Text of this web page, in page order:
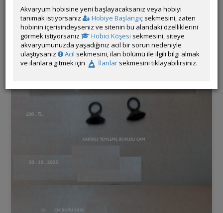
Akvaryum hobisine yeni başlayacaksanız veya hobiyi
tanımak istiyorsanız
Hobiye Başlangıç sekmesini, zaten
hobinin içerisindeyseniz ve sitenin bu alandaki özelliklerini
görmek istiyorsanız
Hobici Köşesi sekmesini, siteye
akvaryumunuzda yaşadığınız acil bir sorun nedeniyle
ulaştıysanız
Acil sekmesini, ilan bölümü ile ilgili bilgi almak
ve ilanlara gitmek için
İlanlar sekmesini tıklayabilirsiniz.